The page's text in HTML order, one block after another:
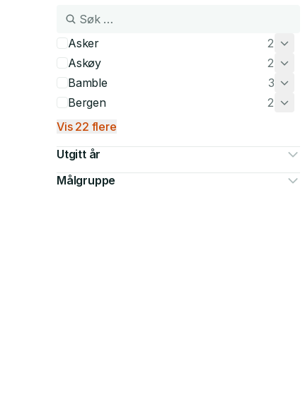
Asker
2
Askøy
2
Bamble
3
Bergen
2
Vis 22 flere
Utgitt år
Målgruppe